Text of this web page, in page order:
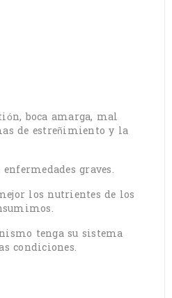
boca amarga, mal
de estreñimiento y la
graves.
los nutrientes de los
tenga su sistema
condiciones.